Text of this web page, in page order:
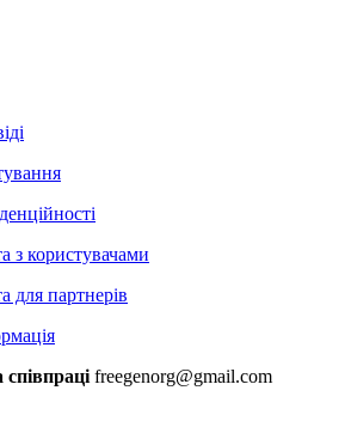
з користувачами
для партнерів
freegenorg@gmail.com